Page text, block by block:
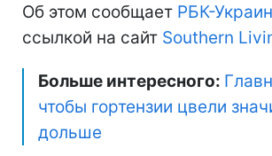
Об этом сообщает РБК-
ссылкой на сайт Southern
Больше интересного:
чтобы гортензии цвели
дольше